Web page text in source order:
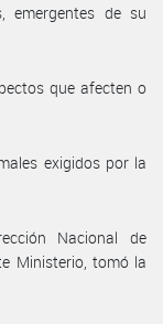
emergentes de su
que afecten o
exigidos por la
Nacional de
Ministerio, tomó la